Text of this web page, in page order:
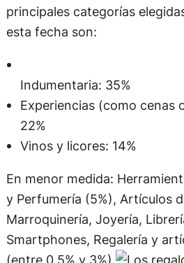
principales categorías
esta fecha son:
Indumentaria: 35%
Experiencias (como cenas
22%
Vinos y licores: 14%
En menor medida:
y Perfumería (5%), Artículos
Marroquinería, Joyería,
Smartphones, Regalería y
(entre 0,5% y 3%).